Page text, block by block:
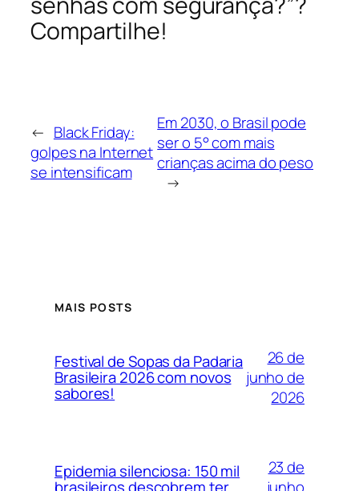
Compartilhe!
← Black Friday:
golpes na Internet
se intensificam
Em 2030, o Brasil pode
ser o 5° com mais
crianças acima do peso
→
MAIS POSTS
Festival de Sopas da Padaria
Brasileira 2026 com novos
sabores!
26 de
junho de
2026
Epidemia silenciosa: 150 mil
23 de
junho